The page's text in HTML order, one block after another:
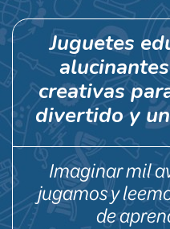
Juguetes
creativas
divertido y
Imaginar mil
jugamos y
de